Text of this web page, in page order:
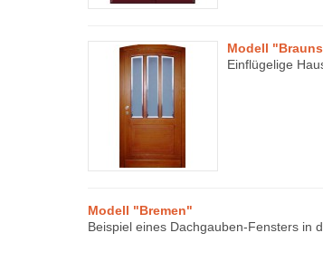
Modell
Einflügelige
Modell "Bremen"
Beispiel eines Dachgauben-Fensters in